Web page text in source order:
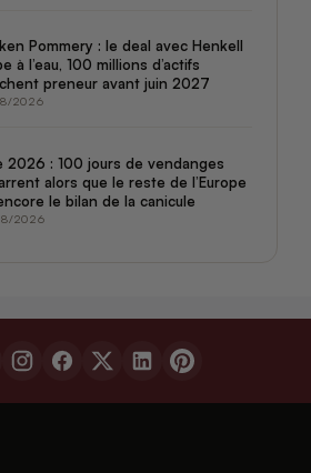
Pommery : le deal avec Henkell
à l’eau, 100 millions d’actifs
preneur avant juin 2027
2026
2026 : 100 jours de vendanges
alors que le reste de l’Europe
le bilan de la canicule
2026